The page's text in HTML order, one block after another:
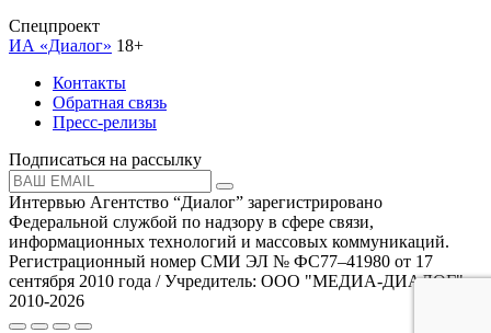
Спецпроект
ИА «Диалог» 18+
Контакты
Обратная связь
Пресс-релизы
Подписаться на рассылку
Интервью Агентство “Диалог” зарегистрировано
Федеральной службой по надзору в сфере связи,
информационных технологий и массовых коммуникаций.
Регистрационный номер СМИ ЭЛ № ФС77–41980 от 17
сентября 2010 года / Учредитель: ООО "МЕДИА-ДИАЛОГ"
2010-2026